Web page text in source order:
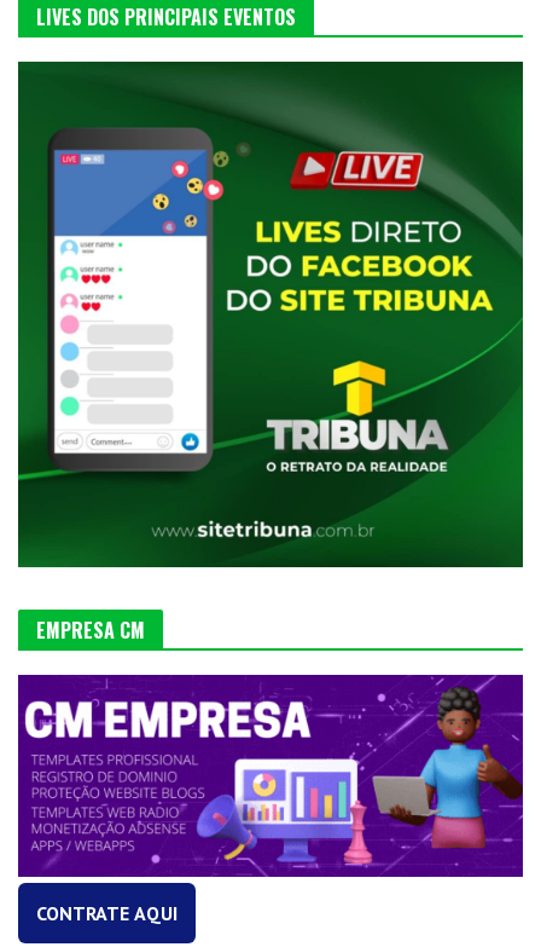
LIVES DOS PRINCIPAIS EVENTOS
EMPRESA CM
CONTRATE AQUI